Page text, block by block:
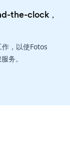
the-clock，
，以使Fotos
务。